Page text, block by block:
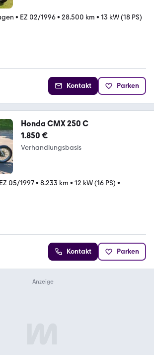
• EZ 02/1996• 28.500 km • 13 kW (18 PS)
Kontakt Parken
Honda CMX 250 C
1.850 €
Verhandlungsbasis
EZ 05/1997• 8.233 km • 12 kW (16 PS) •
Kontakt Parken